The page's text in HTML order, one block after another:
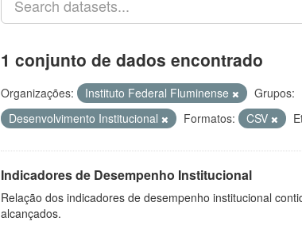
1 conjunto de dados encontrado
Organizações: Instituto Federal Fluminense
Grupos:
Desenvolvimento Institucional
Formatos: CSV
Indicadores de Desempenho Institucional
Relação dos indicadores de desempenho institucional
alcançados.